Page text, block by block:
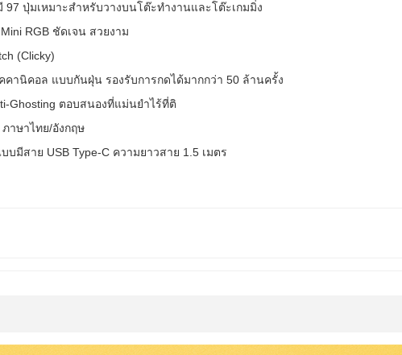
97 ปุ่มเหมาะสำหรับวางบนโต๊ะทำงานและโต๊ะเกมมิ่ง
RGB ชัดเจน สวยงาม
(Clicky)
คานิคอล แบบกันฝุ่น รองรับการกดได้มากกว่า 50 ล้านครั้ง
Ghosting ตอบสนองที่แม่นยำไร้ที่ติ
าษาไทย/อังกฤษ
บมีสาย USB Type-C ความยาวสาย 1.5 เมตร